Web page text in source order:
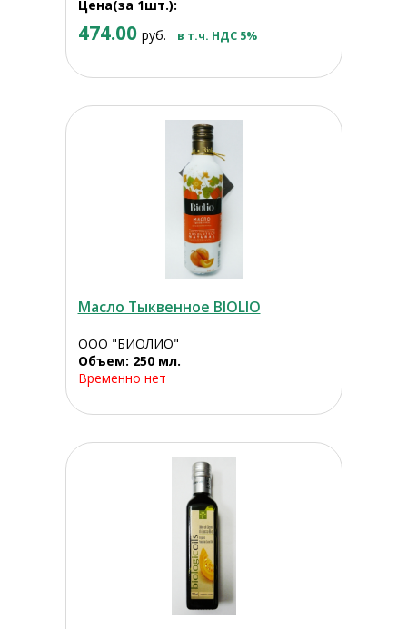
Цена(за 1шт.):
474.00 руб. в т.ч. НДС 5%
Масло Тыквенное BIOLIO
ООО "БИОЛИО"
Объем: 250 мл.
Временно нет